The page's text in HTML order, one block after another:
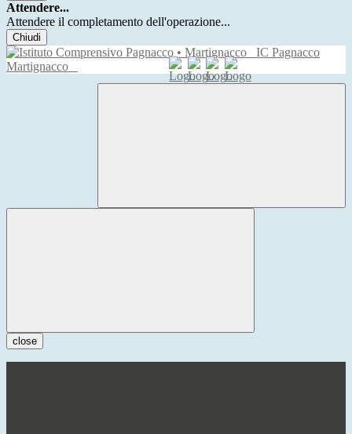
Attendere...
Attendere il completamento dell'operazione...
Chiudi
IC Pagnacco
Martignacco
close